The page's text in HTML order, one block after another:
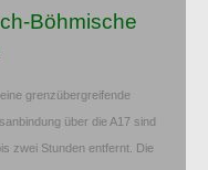
Böhmische
grenzübergreifende
über die A17 sind
zwei Stunden entfernt. Die